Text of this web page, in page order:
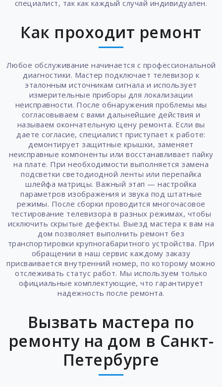
специалист, так как каждый случай индивидуален.
Как проходит ремонт
Любое обслуживание начинается с профессиональной
диагностики. Мастер подключает телевизор к
эталонным источникам сигнала и использует
измерительные приборы для локализации
неисправности. После обнаружения проблемы мы
согласовываем с вами дальнейшие действия и
называем окончательную цену ремонта. Если вы
даете согласие, специалист приступает к работе:
демонтирует защитные крышки, заменяет
неисправные компоненты или восстанавливает пайку
на плате. При необходимости выполняется замена
подсветки светодиодной ленты или перепайка
шлейфа матрицы. Важный этап — настройка
параметров изображения и звука под штатные
режимы. После сборки проводится многочасовое
тестирование телевизора в разных режимах, чтобы
исключить скрытые дефекты. Выезд мастера к вам на
дом позволяет выполнить ремонт без
транспортировки крупногабаритного устройства. При
обращении в наш сервис каждому заказу
присваивается внутренний номер, по которому можно
отслеживать статус работ. Мы используем только
официальные комплектующие, что гарантирует
надежность после ремонта.
Вызвать мастера по
ремонту на дом в Санкт-
Петербурге